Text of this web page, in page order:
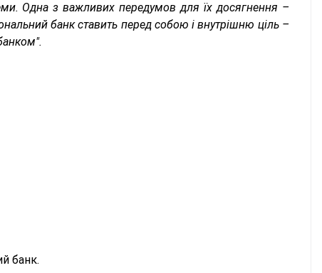
Одна з важливих передумов для їх досягнення –
банк ставить перед собою і внутрішню ціль –
банк.